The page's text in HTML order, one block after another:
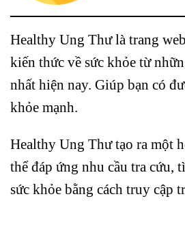
Healthy Ung Thư là trang
kiến thức về sức khỏe từ
nhất hiện nay. Giúp bạn có
khỏe mạnh.
Healthy Ung Thư tạo ra một
thể đáp ứng nhu cầu tra cứu,
sức khỏe bằng cách truy cập